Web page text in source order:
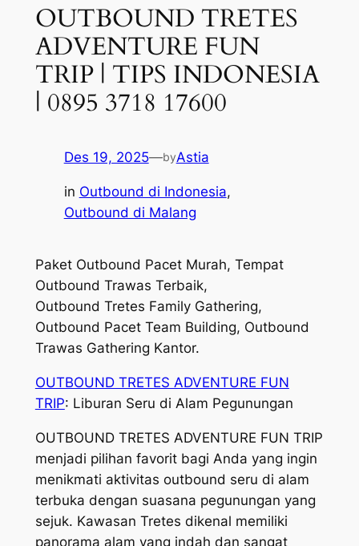
OUTBOUND TRETES
ADVENTURE FUN
TRIP | TIPS INDONESIA
| 0895 3718 17600
Des 19, 2025—byAstia
in Outbound di Indonesia
Outbound di Malang
Paket Outbound Pacet Murah, Tempat
Outbound Trawas Terbaik,
Outbound Tretes Family Gathering,
Outbound Pacet Team Building, Outbound
Trawas Gathering Kantor.
OUTBOUND TRETES ADVENTURE FUN
TRIP: Liburan Seru di Alam Pegunungan
OUTBOUND TRETES ADVENTURE FUN TRIP
menjadi pilihan favorit bagi Anda yang ingin
menikmati aktivitas outbound seru di alam
terbuka dengan suasana pegunungan yang
sejuk. Kawasan Tretes dikenal memiliki
panorama alam yang indah dan sangat